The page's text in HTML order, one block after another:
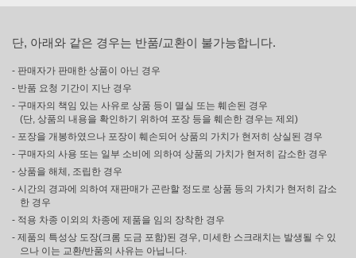
단, 아래와 같은 경우는 반품/교환이 불가능합니다.
- 판매자가 판매한 상품이 아닌 경우
- 반품 요청 기간이 지난 경우
- 구매자의 책임 있는 사유로 상품 등이 멸실 또는 훼손된 경우
(단, 상품의 내용을 확인하기 위하여 포장 등을 훼손한 경우는 제외)
- 포장을 개봉하였으나 포장이 훼손되어 상품의 가치가 현저히 상실된 경우
- 구매자의 사용 또는 일부 소비에 의하여 상품의 가치가 현저히 감소한 경우
- 상품을 해체, 조립한 경우
- 시간의 경과에 의하여 재판매가 곤란할 정도로 상품 등의 가치가 현저히 감소
한 경우
- 적용 차종 이외의 차종에 제품을 임의 장착한 경우
- 제품의 특성상 도장(크롬 도금 포함)된 경우, 미세한 스크래치는 발생될 수 있
으나 이는 교환/반품의 사유는 아닙니다.